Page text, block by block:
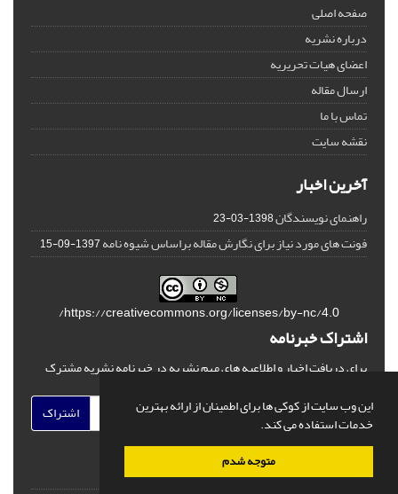
این وب سایت از کوکی ها برای اطمینان از ارائه بهترین
خدمات استفاده می کند.
متوجه شدم
صفحه اصلی
درباره نشریه
اعضای هیات تحریریه
ارسال مقاله
تماس با ما
نقشه سایت
آخرین اخبار
راهنمای نویسندگان1398-03-23
فونت های مورد نیاز برای نگارش مقاله براساس شیوه نامه1397-09-15
https://creativecommons.org/licenses/by-nc/4.0/
اشتراک خبرنامه
برای دریافت اخبار و اطلاعیه های مهم نشریه در خبرنامه نشریه مشترک
اشتراک